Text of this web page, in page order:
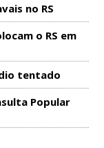
no RS
o RS em
tentado
Popular